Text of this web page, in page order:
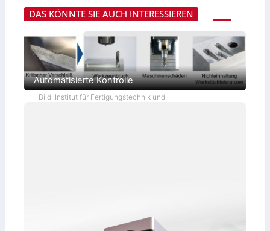
DAS KÖNNTE SIE AUCH INTERESSIEREN
Automatisierte Kontrolle
Bild: Institut für Fertigungstechnik und